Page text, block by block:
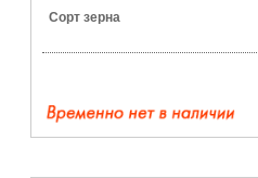
Сорт зерна